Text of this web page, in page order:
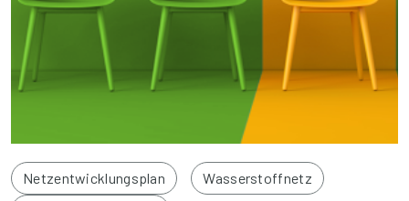
Netzentwicklungsplan
Wasserstoffnetz